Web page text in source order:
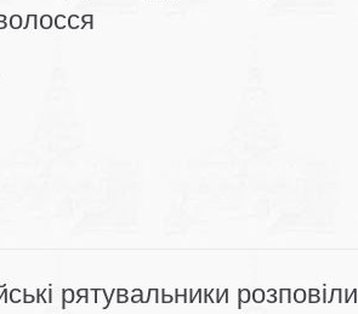
рятувальники розповіли